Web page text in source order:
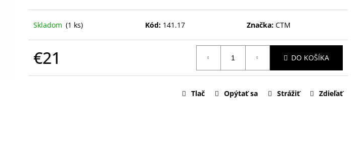
Skladom (1 ks) Kód: 141.17 Značka:CTM
€21 DO KOŠÍKA
Tlač Opýtať sa Strážiť Zdieľať